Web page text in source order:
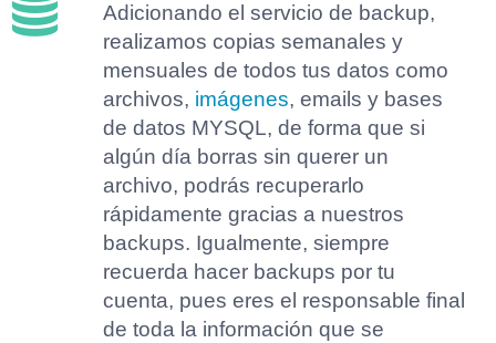
Adicionando el servicio de backup,
realizamos copias semanales y
mensuales de todos tus datos como
archivos, imágenes, emails y bases
de datos MYSQL, de forma que si
algún día borras sin querer un
archivo, podrás recuperarlo
rápidamente gracias a nuestros
backups. Igualmente, siempre
recuerda hacer backups por tu
cuenta, pues eres el responsable final
de toda la información que se